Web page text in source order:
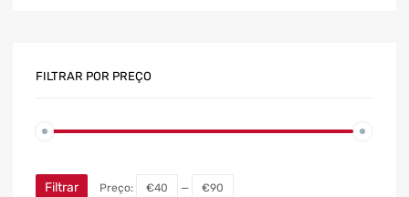
FILTRAR POR PREÇO
Filtrar Preço: €40 — €90